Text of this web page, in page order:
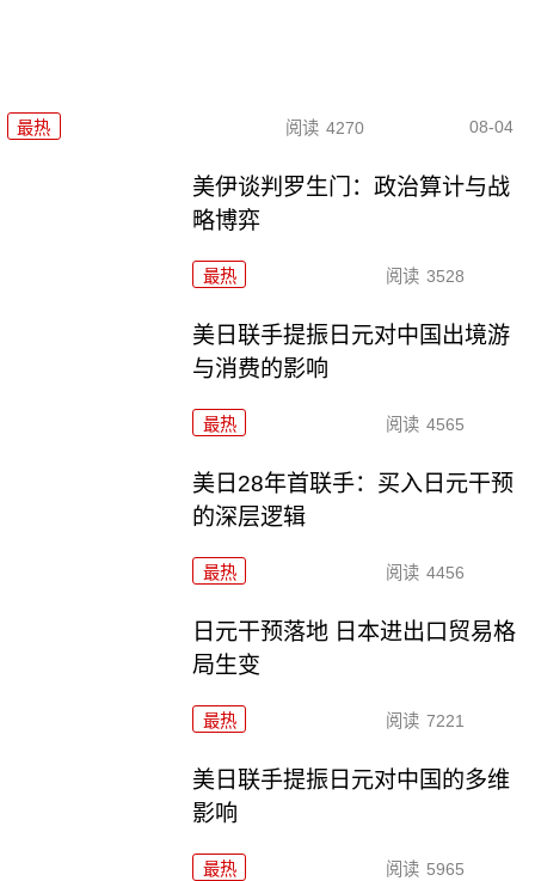
最热 阅读 4270 08-04
美伊谈判罗生门：政治算计与战
略博弈
最热 阅读 3528
美日联手提振日元对中国出境游
与消费的影响
最热 阅读 4565
美日28年首联手：买入日元干预
的深层逻辑
最热 阅读 4456
日元干预落地 日本进出口贸易格
局生变
最热 阅读 7221
美日联手提振日元对中国的多维
影响
最热 阅读 5965